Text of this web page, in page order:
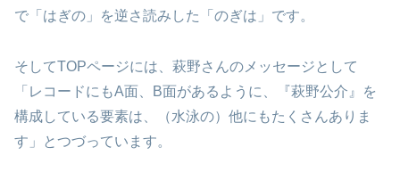
で「はぎの」を逆さ読みした「のぎは」です。
そしてTOPページには、萩野さんのメッセージとして
「レコードにもA面、B面があるように、『萩野公介』を
構成している要素は、（水泳の）他にもたくさんありま
す」とつづっています。